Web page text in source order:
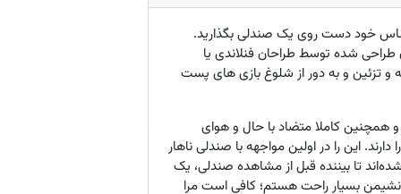
خود دست روی یک صندلی بگذارید.
طراحی شده توسط طراحان فنلاندی یا
و تزئین و به دور از شلوغ بازی های پست
دانشگاهی و همچنین کاملا متضاد با حال و هوای
این را در اولین مواجهه با صندلی ناهار
تا بیننده قبل از مشاهده صندلی، یک
نشیمن بسیار راحت هستم؛ کافی است مرا